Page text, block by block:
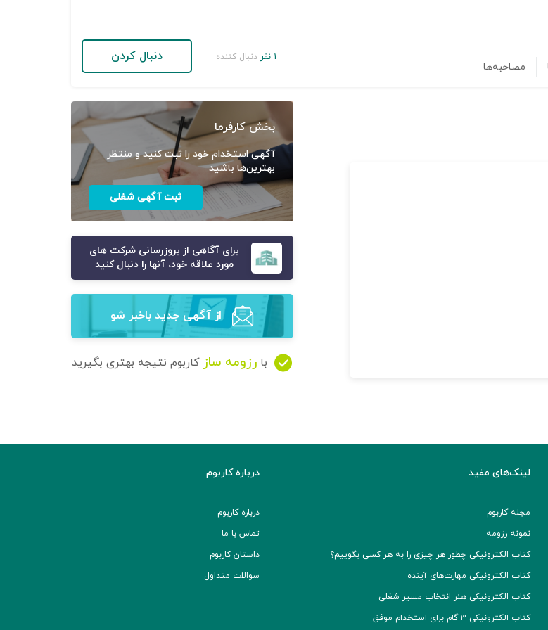
مصاحبه‌ها
۱ نفر دنبال کننده دنبال کردن
بخش کارفرما
آگهی استخدام خود را ثبت کنید و منتظر
بهترین‌ها باشید
ثبت آگهی شغلی
برای آگاهی از بروزرسانی شرکت های
مورد علاقه خود، آنها را دنبال کنید
از آگهی‌ جدید باخبر شو
با رزومه ساز کاربوم نتیجه بهتری بگیرید
لینک‌های مفید
مجله کاربوم
نمونه رزومه
کتاب الکترونیکی چطور هر چیزی را به هر کسی بگوییم؟
کتاب الکترونیکی مهارت‌های آینده
کتاب الکترونیکی هنر انتخاب مسیر شغلی
کتاب الکترونیکی ۳ گام برای استخدام موفق
درباره کاربوم
درباره کاربوم
تماس با ما
داستان کاربوم
سوالات متداول